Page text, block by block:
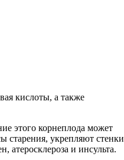
кислоты, а также
этого корнеплода может
старения, укрепляют стенки
атеросклероза и инсульта.